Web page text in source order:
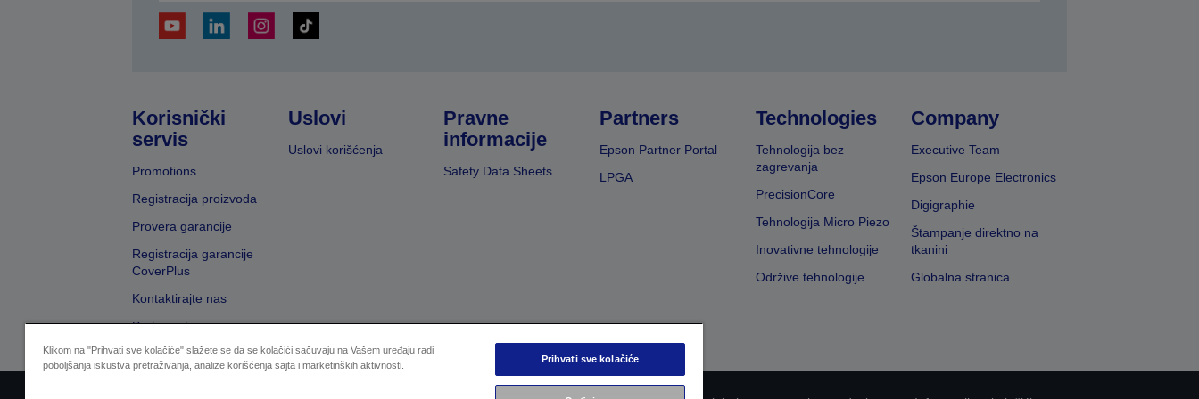
Korisnički
servis
Promotions
Registracija proizvoda
Provera garancije
Registracija garancije
CoverPlus
Kontaktirajte nas
Pretraga trgovaca
Uslovi
Uslovi korišćenja
Pravne
informacije
Safety Data Sheets
Partners
Epson Partner Portal
LPGA
Technologies
Tehnologija bez
zagrevanja
PrecisionCore
Tehnologija Micro Piezo
Inovativne tehnologije
Održive tehnologije
Company
Executive Team
Epson Europe Electronics
Digigraphie
Štampanje direktno na
tkanini
Globalna stranica
Klikom na "Prihvati sve kolačiće" slažete se da se kolačići sačuvaju na Vašem uređaju radi
poboljšanja iskustva pretraživanja, analize korišćenja sajta i marketinških aktivnosti.
Prihvati sve kolačiće